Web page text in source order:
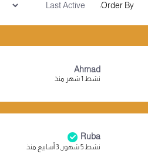
Order By:
Ahmad
نشط 1 شهر منذ
Ruba
نشط 5 شهور, 3 أسابيع منذ